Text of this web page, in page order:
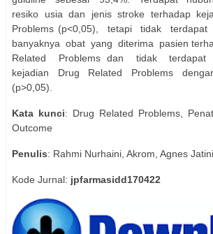
resiko
usia dan jenis stroke terhadap
Problems (p<0,05),
tetapi tidak terdapat
banyaknya obat yang diterima pasien
Related
Problems dan tidak terdapat
kejadian Drug Related Problems
(p>0,05).
Kata kunci: Drug Related Problems,
Outcome
Penulis: Rahmi Nurhaini, Akrom, Agnes
Kode Jurnal: jpfarmasidd170422